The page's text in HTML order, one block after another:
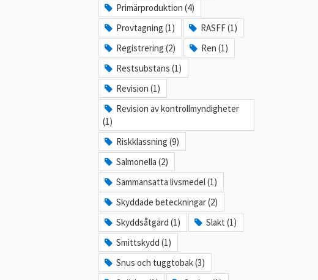
Primärproduktion (4)
Provtagning (1)
RASFF (1)
Registrering (2)
Ren (1)
Restsubstans (1)
Revision (1)
Revision av kontrollmyndigheter
(1)
Riskklassning (9)
Salmonella (2)
Sammansatta livsmedel (1)
Skyddade beteckningar (2)
Skyddsåtgärd (1)
Slakt (1)
Smittskydd (1)
Snus och tuggtobak (3)